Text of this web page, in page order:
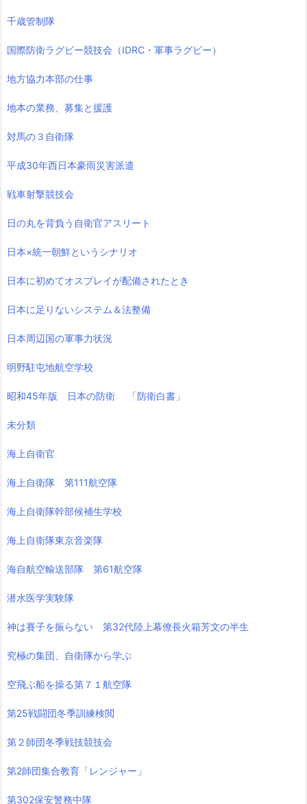
千歳管制隊
国際防衛ラグビー競技会（IDRC・軍事ラグビー）
地方協力本部の仕事
地本の業務、募集と援護
対馬の３自衛隊
平成30年西日本豪雨災害派遣
戦車射撃競技会
日の丸を背負う自衛官アスリート
日本×統一朝鮮というシナリオ
日本に初めてオスプレイが配備されたとき
日本に足りないシステム＆法整備
日本周辺国の軍事力状況
明野駐屯地航空学校
昭和45年版 日本の防衛 「防衛白書」
未分類
海上自衛官
海上自衛隊 第111航空隊
海上自衛隊幹部候補生学校
海上自衛隊東京音楽隊
海自航空輸送部隊 第61航空隊
潜水医学実験隊
神は賽子を振らない 第32代陸上幕僚長火箱芳文の半生
究極の集団、自衛隊から学ぶ
空飛ぶ船を操る第７１航空隊
第25戦闘団冬季訓練検閲
第２師団冬季戦技競技会
第2師団集合教育「レンジャー」
第302保安警務中隊